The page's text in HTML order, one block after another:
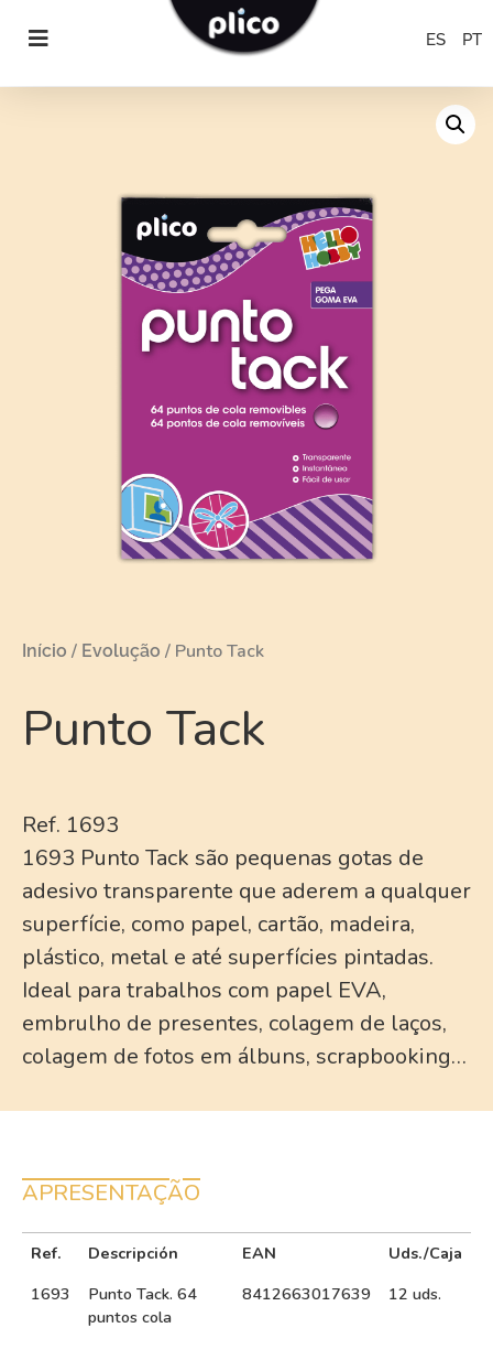
ES PT
Início / Evolução / Punto Tack
Punto Tack
Ref. 1693
1693 Punto Tack são pequenas gotas de
adesivo transparente que aderem a qualquer
superfície, como papel, cartão, madeira,
plástico, metal e até superfícies pintadas.
Ideal para trabalhos com papel EVA,
embrulho de presentes, colagem de laços,
colagem de fotos em álbuns, scrapbooking…
APRESENTAÇÃO
Ref. Descripción EAN
Uds./Caja
1693
Punto Tack. 64
puntos cola
8412663017639 12 uds.